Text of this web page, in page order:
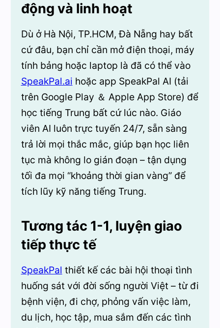
động và linh hoạt
Dù ở Hà Nội, TP.HCM, Đà Nẵng hay bất
cứ đâu, bạn chỉ cần mở điện thoại, máy
tính bảng hoặc laptop là đã có thể vào
SpeakPal.ai hoặc app SpeakPal AI (tải
trên Google Play ＆ Apple App Store) để
học tiếng Trung bất cứ lúc nào. Giáo
viên AI luôn trực tuyến 24/7, sẵn sàng
trả lời mọi thắc mắc, giúp bạn học liên
tục mà không lo gián đoạn – tận dụng
tối đa mọi “khoảng thời gian vàng” để
tích lũy kỹ năng tiếng Trung.
Tương tác 1-1, luyện giao
tiếp thực tế
SpeakPal thiết kế các bài hội thoại tình
huống sát với đời sống người Việt – từ đi
bệnh viện, đi chợ, phỏng vấn việc làm,
du lịch, học tập, mua sắm đến các tình